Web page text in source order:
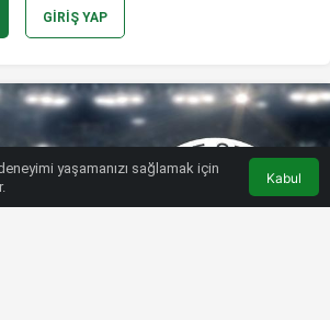
GIRIŞ YAP
yaşamanızı sağlamak için
Kabul